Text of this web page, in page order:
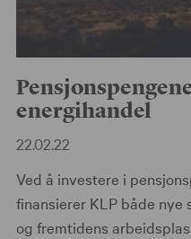
energihandel
22.02.22
Ved å investere i
finansierer KLP både nye
og fremtidens